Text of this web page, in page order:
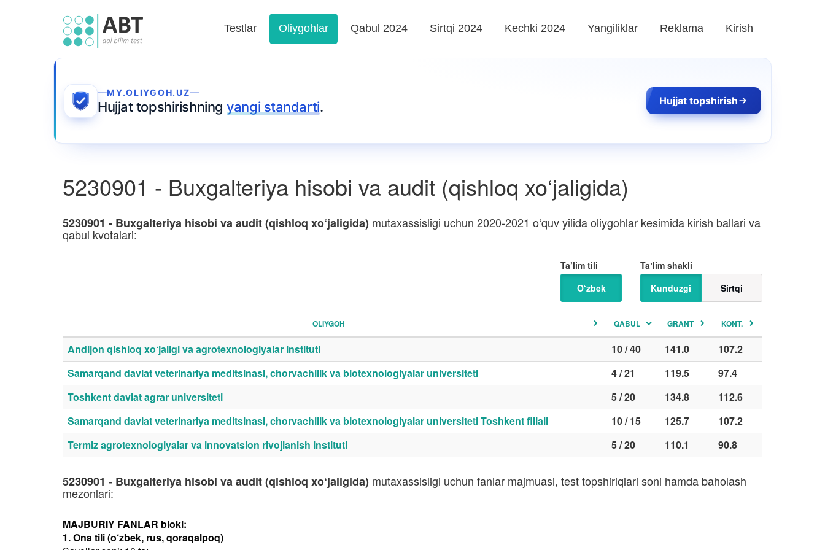
Testlar Oliygohlar Qabul 2024 Sirtqi 2024 Kechki 2024 Yangiliklar Reklama Kirish
MY.OLIYGOH.UZ
Hujjat topshirishningyangi standarti. Hujjat topshirish
5230901 - Buxgalteriya hisobi va audit (qishloq xo‘jaligida)
5230901 - Buxgalteriya hisobi va audit (qishloq xo‘jaligida) mutaxassisligi uchun 2020-2021 o‘quv yilida oliygohlar kesimida kirish ballari va
qabul kvotalari:
Taʼlim shakli
Kunduzgi
Sirtqi
Ta’lim tili
O‘zbek
OLIYGOH QABUL GRANT KONT.
Andijon qishloq xo‘jaligi va agrotexnologiyalar instituti 10 / 40 141.0
107.2
Samarqand davlat veterinariya meditsinasi, chorvachilik va biotexnologiyalar universiteti
4 / 21 119.5
97.4
Toshkent davlat agrar universiteti
5 / 20 134.8
112.6
Samarqand davlat veterinariya meditsinasi, chorvachilik va biotexnologiyalar universiteti Toshkent filiali
10 / 15 125.7
107.2
Termiz agrotexnologiyalar va innovatsion rivojlanish instituti
5 / 20 110.1 90.8
5230901 - Buxgalteriya hisobi va audit (qishloq xo‘jaligida) mutaxassisligi uchun fanlar majmuasi, test topshiriqlari soni hamda baholash
mezonlari:
MAJBURIY FANLAR bloki:
1. Ona tili (o‘zbek, rus, qoraqalpoq)